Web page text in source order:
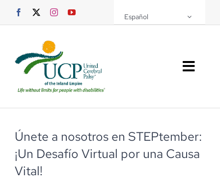
Saltar
Español
Eventos
Únete a nosotros en STEPtember:
¡Un Desafío Virtual por una Causa
Vital!